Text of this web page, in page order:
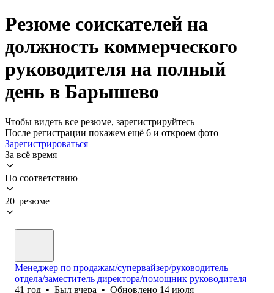
Резюме соискателей на
должность коммерческого
руководителя на полный
день в Барышево
Чтобы видеть все резюме, зарегистрируйтесь
После регистрации покажем ещё 6 и откроем фото
Зарегистрироваться
За всё время
По соответствию
20 резюме
Менеджер по продажам/супервайзер/руководитель
отдела/заместитель директора/помощник руководителя
41 год • Был вчера • Обновлено 14 июля